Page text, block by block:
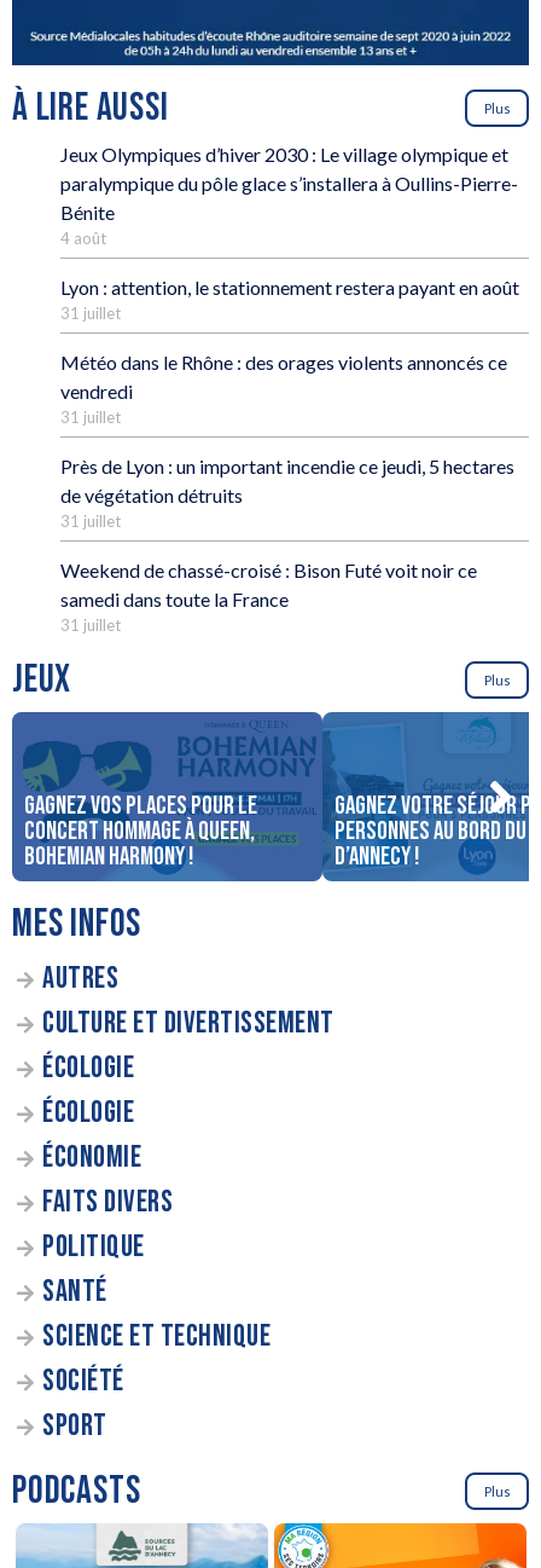
À LIRE AUSSI Plus
Jeux Olympiques d’hiver 2030 : Le village olympique et
paralympique du pôle glace s’installera à Oullins-Pierre-
Bénite
4 août
Lyon : attention, le stationnement restera payant en août
31 juillet
Météo dans le Rhône : des orages violents annoncés ce
vendredi
31 juillet
Près de Lyon : un important incendie ce jeudi, 5 hectares
de végétation détruits
31 juillet
Weekend de chassé-croisé : Bison Futé voit noir ce
samedi dans toute la France
31 juillet
JEUX Plus
Gagnez vos places pour le
concert Hommage à Queen,
Bohemian Harmony !
Gagnez votre séjour
personnes au bord du
d’Annecy !
MES INFOS
AUTRES
CULTURE ET DIVERTISSEMENT
ÉCOLOGIE
ÉCOLOGIE
ÉCONOMIE
FAITS DIVERS
POLITIQUE
SANTÉ
SCIENCE ET TECHNIQUE
SOCIÉTÉ
SPORT
PODCASTS Plus